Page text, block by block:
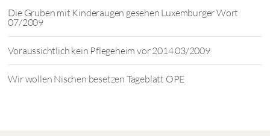
Die Gruben mit Kinderaugen gesehen Luxemburger Wort
07/2009
Voraussichtlich kein Pflegeheim vor 2014 03/2009
Wir wollen Nischen besetzen Tageblatt OPE